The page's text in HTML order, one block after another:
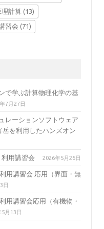
理計算 (13)
習会 (71)
で学ぶ計算物理化学の基
7月27日
レーションソフトウェア
岳を利用したハンズオン
利用講習会 2026年5月26日
用講習会 応用（界面・無
日
用講習会応用（有機物・
月13日